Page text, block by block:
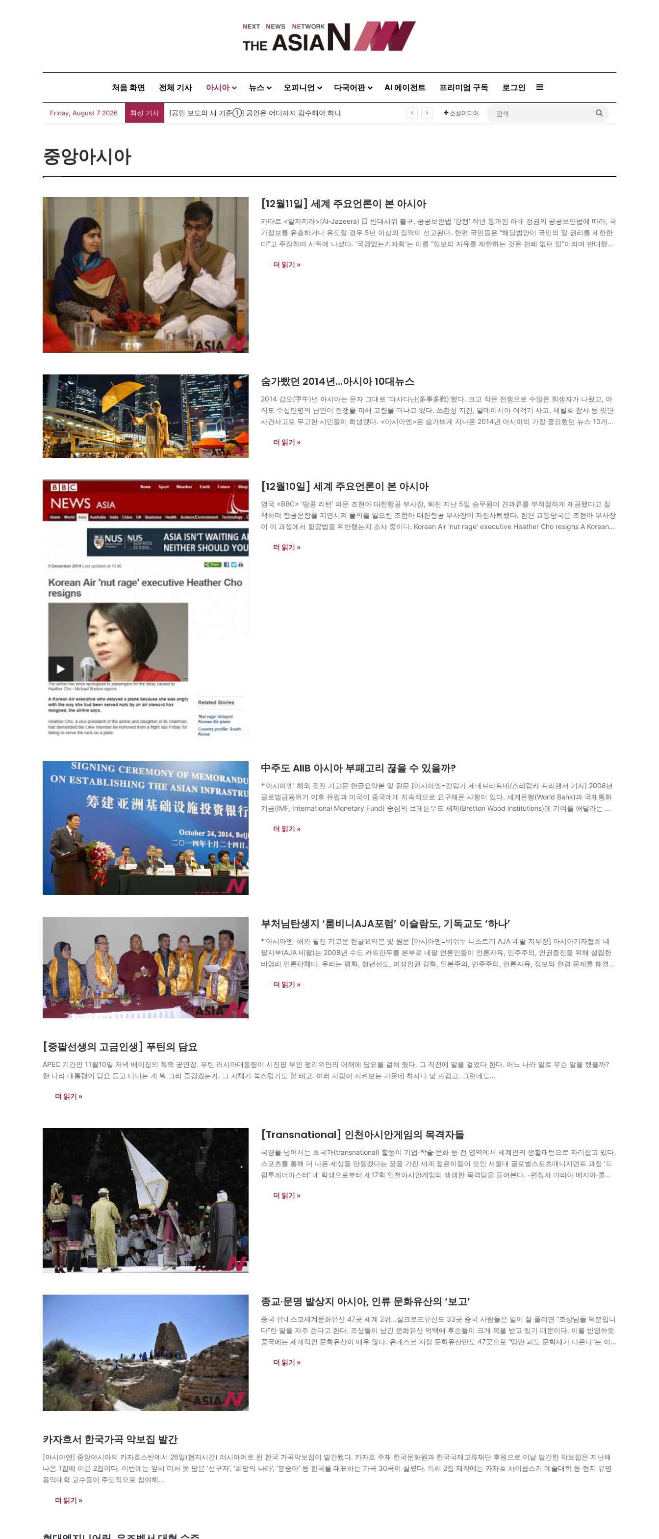
처음 화면 전체 기사 아시아 뉴스 오피니언 다국어판 AI 에이전트 프리미엄 구독 로그인 Sidebar
Friday, August 7 2026 최신 기사 [공인 보도의 새 기준①] 공인은 어디까지 감수해야 하나 소셜미디어
중앙아시아
[12월11일] 세계 주요언론이 본 아시아
카타르 <알자지라>(Al-Jazeera) 日 반대시위 불구, 공공보안법 ‘강행’ 작년 통과된 아베 정권의 공공보안법에 따라, 국
가정보를 유출하거나 유도할 경우 5년 이상의 징역이 선고된다. 한편 국민들은 “해당법안이 국민의 알 권리를 제한한
다”고 주장하며 시위에 나섰다. ‘국경없는기자회’는 이를 “정보의 자유를 제한하는 것은 전례 없던 일”이라며 반대했다.
더 읽기 »
숨가빴던 2014년…아시아 10대뉴스
2014 갑오(甲午)년 아시아는 문자 그대로 ‘다사다난(多事多難)’했다. 크고 작은 전쟁으로 수많은 희생자가 나왔고, 아
직도 수십만명의 난민이 전쟁을 피해 고향을 떠나고 있다. 쓰촨성 지진, 말레이시아 여객기 사고, 세월호 참사 등 잇단
사건사고로 무고한 시민들이 희생됐다. <아시아엔>은 숨가쁘게 지나온 2014년 아시아의 가장 중요했던 뉴스 10개를
더 읽기 »
[12월10일] 세계 주요언론이 본 아시아
영국 <BBC> ‘땅콩 리턴’ 파문 조현아 대한항공 부사장, 퇴진 지난 5일 승무원이 견과류를 부적절하게 제공했다고 질
책하며 항공운항을 지연시켜 물의를 일으킨 조현아 대한항공 부사장이 자진사퇴했다. 한편 교통당국은 조현아 부사장
이 이 과정에서 항공법을 위반했는지 조사 중이다. Korean Air ‘nut rage’ executive Heather Cho resigns A Korean
더 읽기 »
中주도 AIIB 아시아 부패고리 끊을 수 있을까?
*’아시아엔’ 해외 필진 기고문 한글요약본 및 원문 [아시아엔=칼링가 세네브라트네/스리랑카 프리랜서 기자] 2008년
글로벌금융위기 이후 유럽과 미국이 중국에게 지속적으로 요구해온 사항이 있다. 세계은행(World Bank)과 국제통화
기금(IMF, International Monetary Fund) 중심의 브레튼우드 체제(Bretton Wood institutions)에 기여를 해달라는 것
서 열린…
더 읽기 »
부처님탄생지 ‘룸비니AJA포럼’ 이슬람도, 기독교도 ‘하나’
*’아시아엔’ 해외 필진 기고문 한글요약본 및 원문 [아시아엔=비쉬누 니스트리 AJA 네팔 지부장] 아시아기자협회 네
팔지부(AJA 네팔)는 2008년 수도 카트만두를 본부로 네팔 언론인들이 언론자유, 민주주의, 인권증진을 위해 설립한
비영리 언론단체다. 우리는 평화, 청년선도, 여성인권 강화, 인본주의, 민주주의, 언론자유, 정보와 환경 문제를 해결하
더 읽기 »
[중팔선생의 고금인생] 푸틴의 담요
APEC 기간인 11월10일 저녁 베이징의 폭죽 공연장. 푸틴 러시아대통령이 시진핑 부인 펑리위안의 어깨에 담요를 걸쳐 줬다. 그 직전에 말을 걸었다 한다. 어느 나라 말로 무슨 말을 했을까?
한 나라 대통령이 담요 들고 다니는 게 뭐 그리 즐겁겠는가. 그 자체가 쑥스럽기도 할 테고. 여러 사람이 지켜보는 가운데 하자니 낯 뜨겁고. 그런데도…
더 읽기 »
[Transnational] 인천아시안게임의 목격자들
국경을 넘어서는 초국가(transnational) 활동이 기업·학술·문화 등 전 영역에서 세계인의 생활패턴으로 자리잡고 있다.
스포츠를 통해 더 나은 세상을 만들겠다는 꿈을 가진 세계 젊은이들이 모인 서울대 글로벌스포츠매니지먼트 과정 ‘드
림투게더마스터’ 네 학생으로부터 제17회 인천아시안게임의 생생한 목격담을 들어본다. -편집자 마리아 메지아·콜롬
서 개최됐다. 1986년…
더 읽기 »
종교·문명 발상지 아시아, 인류 문화유산의 ‘보고’
중국 유네스코세계문화유산 47곳 세계 2위…실크로드유산도 33곳 중국 사람들은 일이 잘 풀리면 “조상님들 덕분입니
다”란 말을 자주 쓴다고 한다. 조상들이 남긴 문화유산 덕택에 후손들이 크게 복을 받고 있기 때문이다. 이를 반영하듯
중국에는 세계적인 문화유산이 매우 많다. 유네스코 지정 문화유산만도 47곳으로 “땅만 파도 문화재가 나온다”는 이
더 읽기 »
카자흐서 한국가곡 악보집 발간
[아시아엔] 중앙아시아의 카자흐스탄에서 26일(현지시간) 러시아어로 된 한국 가곡악보집이 발간됐다. 카자흐 주재 한국문화원과 한국국제교류재단 후원으로 이날 발간한 악보집은 지난해
나온 1집에 이은 2집이다. 이번에는 앞서 미처 못 담은 ‘선구자’, ‘희망의 나라’, ‘봉숭아’ 등 한국을 대표하는 가곡 30곡이 실렸다. 특히 2집 제작에는 카자흐 차이콥스키 예술대학 등 현지 유명
음악대학 교수들이 주도적으로 참여해…
더 읽기 »